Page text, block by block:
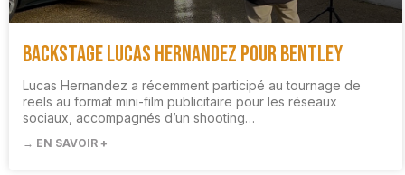
Backstage Lucas Hernandez pour Bentley
Lucas Hernandez a récemment participé au tournage de
reels au format mini-film publicitaire pour les réseaux
sociaux, accompagnés d’un shooting…
→ EN SAVOIR +